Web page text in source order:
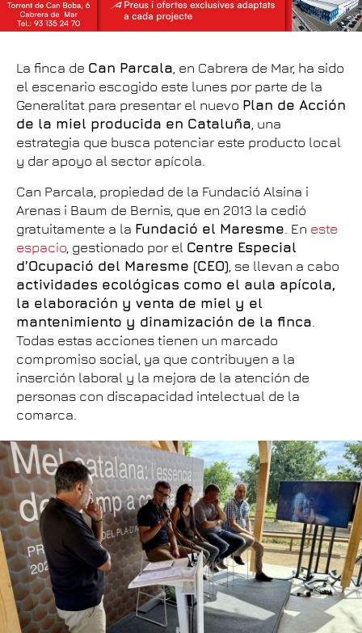
La finca de Can Parcala , en Cabrera de Mar, ha sido
el escenario escogido este lunes por parte de la
Generalitat para presentar el nuevo Plan de Acción
de la miel producida en Cataluña , una
estrategia que busca potenciar este producto local
y dar apoyo al sector apícola.
Can Parcala, propiedad de la Fundació Alsina i
Arenas i Baum de Bernis, que en 2013 la cedió
gratuitamente a la Fundació el Maresme . En este
espacio , gestionado por el Centre Especial
d’Ocupació del Maresme (CEO) , se llevan a cabo
actividades ecológicas como el aula apícola,
la elaboración y venta de miel y el
mantenimiento y dinamización de la finca
Todas estas acciones tienen un marcado
compromiso social, ya que contribuyen a la
inserción laboral y la mejora de la atención de
personas con discapacidad intelectual de la
comarca.